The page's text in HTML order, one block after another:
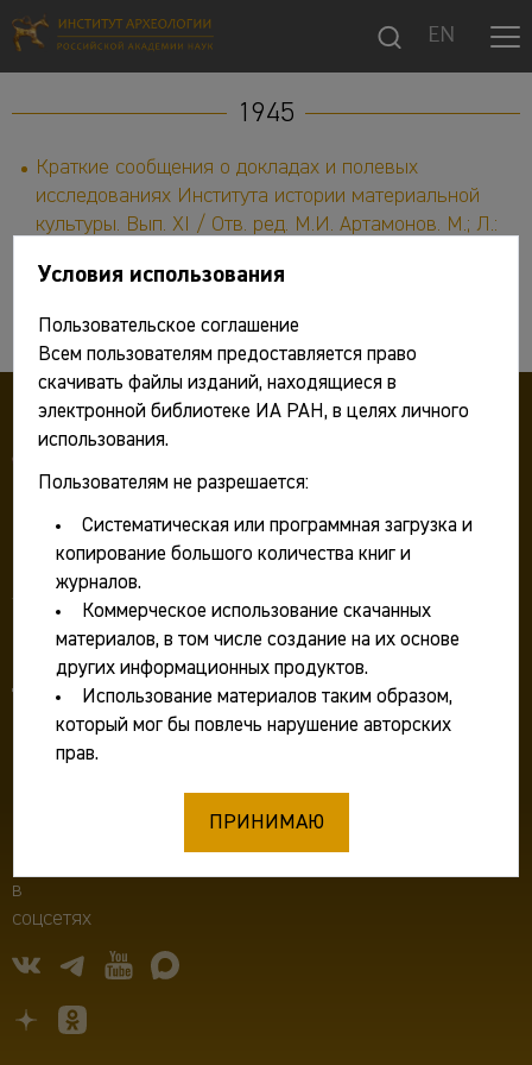
EN
1945
Краткие сообщения о докладах и полевых
исследованиях Института истории материальной
культуры. Вып. XI / Отв. ред. М.И. Артамонов. М.; Л.:
117292 Москва, ул. Дм. Ульянова, д. 19,
Институт археологии РАН
Телефон:+7 499 126 47 98
Факс: +7 499 126 06 30
ia.ras@mail.ru
Для журналистов:
Фирменный стиль
в
соцсетях
Условия использования
Пользовательское соглашение
Всем пользователям предоставляется право
скачивать файлы изданий, находящиеся в
электронной библиотеке ИА РАН, в целях личного
использования.
Пользователям не разрешается:
Систематическая или программная загрузка и
копирование большого количества книг и
журналов.
Коммерческое использование скачанных
материалов, в том числе создание на их основе
других информационных продуктов.
Использование материалов таким образом,
который мог бы повлечь нарушение авторских
прав.
ПРИНИМАЮ